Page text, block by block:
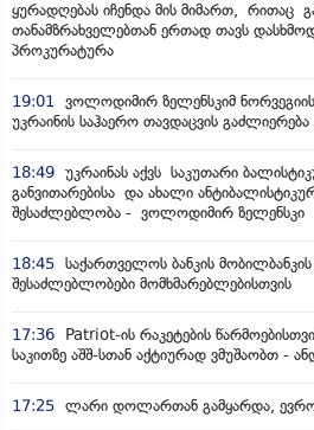
ყურადღებას იჩენდა მის მიმართ, რითაც
თანამზრახველებთან ერთად თავს
პროკურატურა
19:01
ვოლოდიმირ ზელენსკიმ
უკრაინის საჰაერო თავდაცვის
18:49 უკრაინას აქვს საკუთარი
განვითარებისა და ახალი
შესაძლებლობა - ვოლოდიმირ ზელენსკი
18:45 საქართველოს ბანკის
შესაძლებლობები მომხმარებლებისთვის
17:36
Patriot-ის რაკეტების
საკითზე აშშ-სთან აქტიურად ვმუშაობთ -
17:25 ლარი დოლართან გამყარდა,